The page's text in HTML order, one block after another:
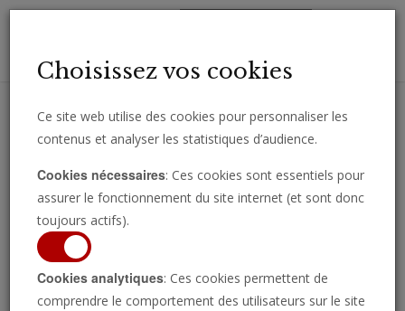
importantes directement par e-mail.
Choisissez vos cookies
Ce site web utilise des cookies pour personnaliser les
contenus et analyser les statistiques d’audience.
Cookies nécessaires: Ces cookies sont essentiels pour
assurer le fonctionnement du site internet (et sont donc
toujours actifs).
Cookies analytiques: Ces cookies permettent de
comprendre le comportement des utilisateurs sur le site